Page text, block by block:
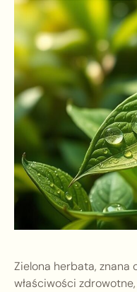
Zielona herbata, znana
właściwości